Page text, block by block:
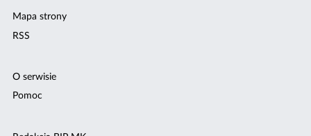
Mapa strony
RSS
O serwisie
Pomoc